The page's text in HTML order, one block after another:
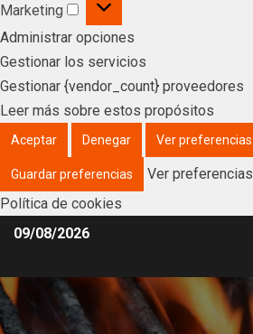
Marketing
Administrar opciones
Gestionar los servicios
Gestionar {vendor_count} proveedores
Leer más sobre estos propósitos
Aceptar Denegar Ver preferencias
Guardar preferencias
Ver preferencias
Política de cookies
09/08/2026